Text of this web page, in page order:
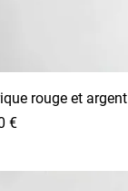
rouge et argent
€